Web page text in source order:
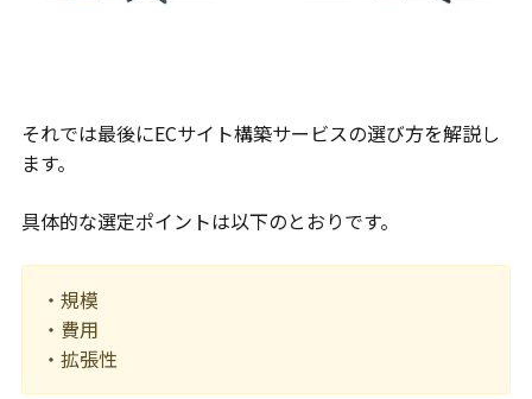
それでは最後にECサイト構築サービスの選び方を解説し
ます。
具体的な選定ポイントは以下のとおりです。
・規模
・費用
・拡張性